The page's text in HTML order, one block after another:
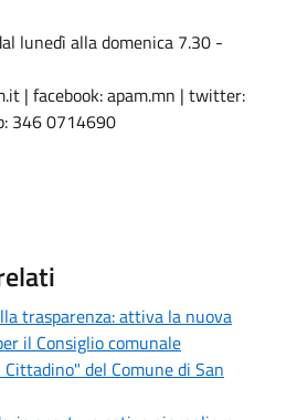
lunedì alla domenica 7.30 -
| facebook: apam.mn | twitter:
346 0714690
trasparenza: attiva la nuova
il Consiglio comunale
del Comune di San